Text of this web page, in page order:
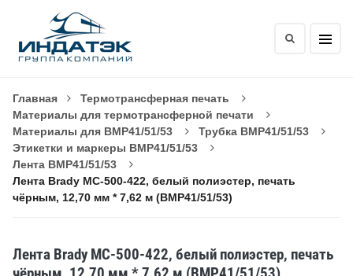
Главная
Термотрансферная печать
Материалы для термотрансферной печати
Материалы для BMP41/51/53
Трубка BMP41/51/53
Этикетки и маркеры BMP41/51/53
Лента BMP41/51/53
Лента Brady MC-500-422, белый полиэстер, печать
чёрным, 12,70 мм * 7,62 м (BMP41/51/53)
Лента Brady MC-500-422, белый полиэстер, печать